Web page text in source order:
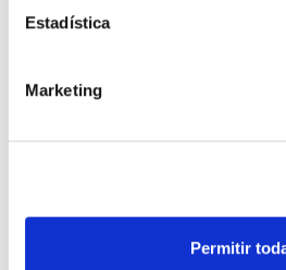
Estadística
Marketing
Permitir
BI! Este curso de iniciación te